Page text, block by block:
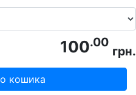
100.00
грн.
кошика